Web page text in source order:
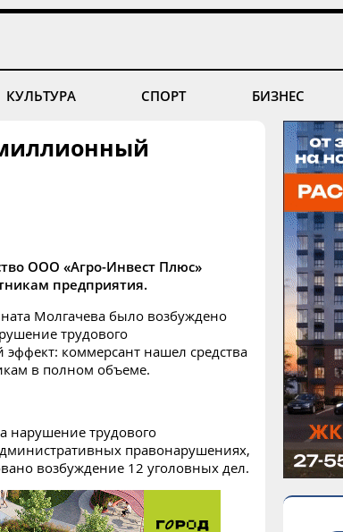
КУЛЬТУРА СПОРТ БИЗНЕС
ООО «Агро-Инвест Плюс»
предприятия.
Молгачева было возбуждено
трудового
коммерсант нашел средства
в полном объеме.
нарушение трудового
правонарушениях,
возбуждение 12 уголовных дел.